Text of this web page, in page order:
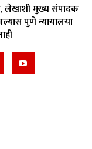
लेखाशी मुख्य संपादक
पुणे न्यायालया